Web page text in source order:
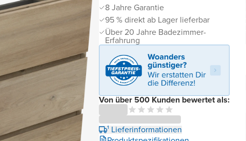
8 Jahre Garantie
95 % direkt ab Lager lieferbar
Über 20 Jahre Badezimmer-
Erfahrung
Von über 500 Kunden bewertet als:
¹ Lieferinformationen